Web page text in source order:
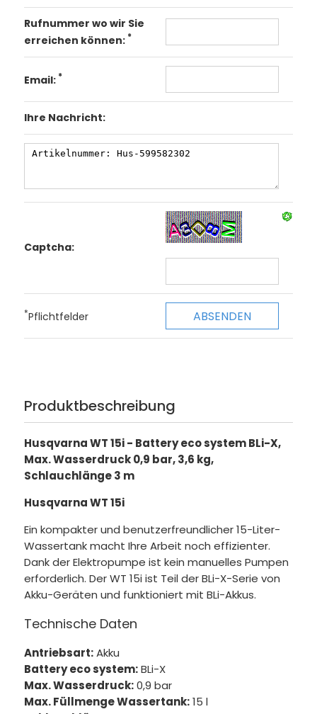
Rufnummer wo wir Sie
erreichen können: *
Email: *
Ihre Nachricht:
Captcha:
*Pflichtfelder
Produktbeschreibung
Husqvarna WT 15i - Battery eco system BLi-X,
Max. Wasserdruck 0,9 bar, 3,6 kg,
Schlauchlänge 3 m
Husqvarna WT 15i
Ein kompakter und benutzerfreundlicher 15-Liter-
Wassertank macht Ihre Arbeit noch effizienter.
Dank der Elektropumpe ist kein manuelles Pumpen
erforderlich. Der WT 15i ist Teil der BLi-X-Serie von
Akku-Geräten und funktioniert mit BLi-Akkus.
Technische Daten
Antriebsart:Akku
Battery eco system:BLi-X
Max. Wasserdruck:0,9 bar
Max. Füllmenge Wassertank:15 l